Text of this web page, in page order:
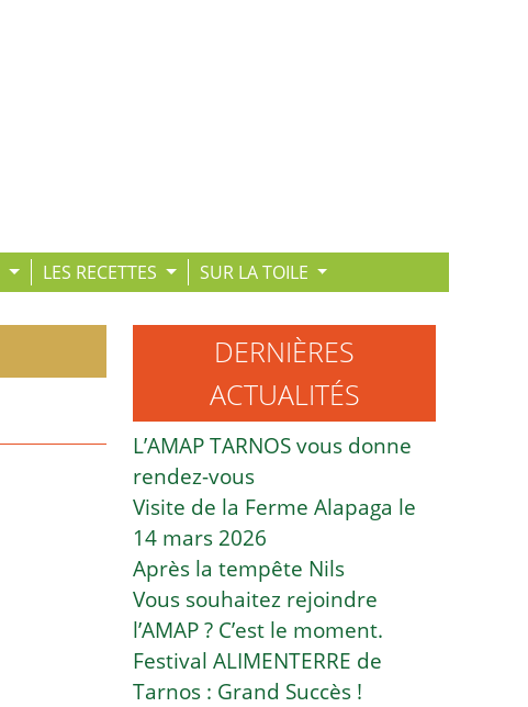
LES RECETTES SUR LA TOILE
DERNIÈRES
ACTUALITÉS
L’AMAP TARNOS vous donne
rendez-vous
Visite de la Ferme Alapaga le
14 mars 2026
Après la tempête Nils
Vous souhaitez rejoindre
l’AMAP ? C’est le moment.
Festival ALIMENTERRE de
Tarnos : Grand Succès !